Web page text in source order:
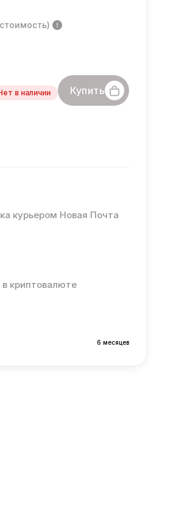
в наличии Купить
курьером Новая Почта
криптовалюте
6 месяцев